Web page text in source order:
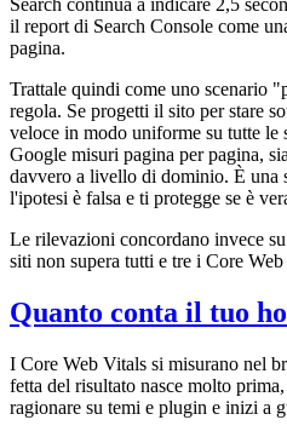
Search continua a indicare 2,5
il report di Search Console come
pagina.
Trattale quindi come uno scenario
regola. Se progetti il sito per stare
veloce in modo uniforme su tutte le
Google misuri pagina per pagina,
davvero a livello di dominio. È una
l'ipotesi è falsa e ti protegge se è
Le rilevazioni concordano invece
siti non supera tutti e tre i Core
Quanto conta il tuo
I Core Web Vitals si misurano nel
fetta del risultato nasce molto
ragionare su temi e plugin e inizi a